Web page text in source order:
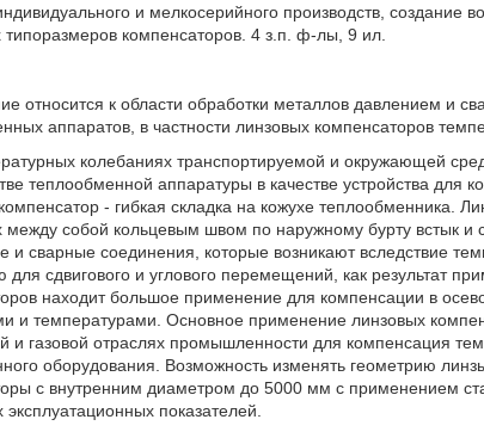
и мелкосерийного производств,
типоразмеров компенсаторов. 4 з.п. ф-лы, 9 ил.
относится к области обработки металлов давлением и
аппаратов, в частности линзовых компенсаторов
колебаниях транспортируемой и окружающей
теплообменной аппаратуры в качестве устройства для
- гибкая складка на кожухе теплообменника.
между собой кольцевым швом по наружному бурту встык и
и сварные соединения, которые возникают вследствие
для сдвигового и углового перемещений, как результат
находит большое применение для компенсации в
и температурами. Основное применение линзовых
и газовой отраслях промышленности для компенсация
оборудования. Возможность изменять геометрию
с внутренним диаметром до 5000 мм с применением
показателей.